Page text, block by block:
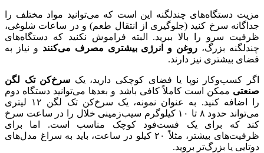
مزیت دستگاه‌های چندلگنه این است که می‌توانید مواد مختلف را
جداگانه سرخ کنید (جلوگیری از انتقال طعم) و در ساعات شلوغی،
ظرفیت سرو را بالا ببرید. البته فراموش نکنید که دستگاه‌های
چندلگنه بزرگ، روغن و انرژی بیشتری مصرف می‌کنند و نیاز به
فضای بیشتری نیز دارند.
اگر کسب‌وکار نوپا یا فضای کوچکی دارید، یک سرخ‌کن تک لگن
صنعتی ممکن است کاملاً کافی باشد و بعدها می‌توانید دستگاه دوم
را اضافه کنید. به عنوان نمونه، یک سرخ‌کن تک لگن ۱۲ لیتری
می‌تواند حدود ۸ تا ۱۰ کیلوگرم سیب‌زمینی خلال را در ساعت سرخ
کند که برای یک فست‌فود کوچک مناسب است. اما برای
ظرفیت‌های بیشتر، مثلاً ۲۰ کیلو در ساعت، باید به سراغ مدل‌های
دوتایی یا بزرگ‌تر بروید.